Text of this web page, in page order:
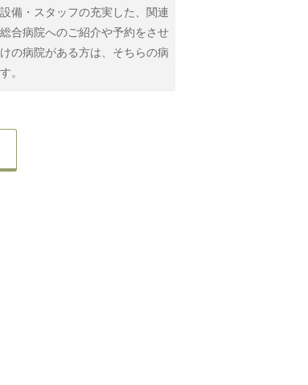
備・スタッフの充実した、関連
合病院へのご紹介や予約をさせ
の病院がある方は、そちらの病
。